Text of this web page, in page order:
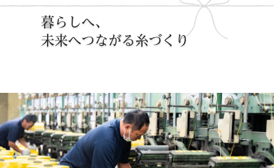
暮らしへ、
未来へつながる糸づくり